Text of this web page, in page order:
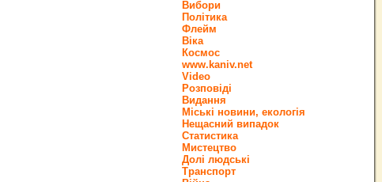
Вибори
Політика
Флейм
Віка
Космос
www.kaniv.net
Video
Розповіді
Видання
Міські новини, екологія
Нещасний випадок
Статистика
Мистецтво
Долі людські
Транспорт